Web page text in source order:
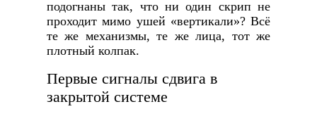
подогнаны так, что ни один скрип не
проходит мимо ушей «вертикали»? Всё
те же механизмы, те же лица, тот же
плотный колпак.
Первые сигналы сдвига в
закрытой системе